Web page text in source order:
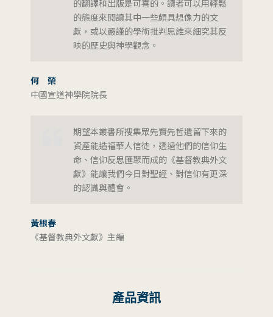
的翻譯和出版是可喜的。讀者可以用輕鬆
的態度來閱讀其中一些頗具想像力的文
獻，或以嚴謹的學術批判思維來細究其反
映的歷史與神學觀念。
何 榮
中國宣道神學院院長
期望本叢書所搜集眾先賢先哲遺留下來的
資產能造福華人信徒，透過他們的信仰生
命、信仰反思匯聚而成的《基督教典外文
獻》能讓我們今日對聖經、對信仰有更深
的認識與體會。
黃根春
《基督教典外文獻》主編
產品資訊